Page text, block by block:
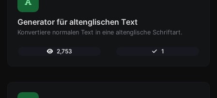
Generator für altenglischen Text
Konvertiere normalen Text in eine altenglische Schriftart.
2,753 1